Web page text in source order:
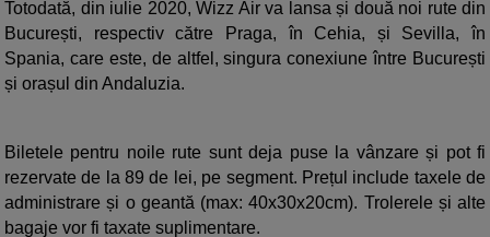
Totodată, din iulie 2020, Wizz Air va lansa și două noi rute din
București, respectiv către Praga, în Cehia, și Sevilla, în
Spania, care este, de altfel, singura conexiune între București
și orașul din Andaluzia.
Biletele pentru noile rute sunt deja puse la vânzare și pot fi
rezervate de la 89 de lei, pe segment. Prețul include taxele de
administrare și o geantă (max: 40x30x20cm). Trolerele și alte
bagaje vor fi taxate suplimentare.